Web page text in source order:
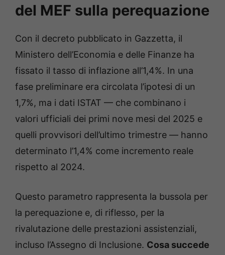
del MEF sulla perequazione
Con il decreto pubblicato in Gazzetta, il
Ministero dell’Economia e delle Finanze ha
fissato il tasso di inflazione all’1,4%. In una
fase preliminare era circolata l’ipotesi di un
1,7%, ma i dati ISTAT — che combinano i
valori ufficiali dei primi nove mesi del 2025 e
quelli provvisori dell’ultimo trimestre — hanno
determinato l’1,4% come incremento reale
rispetto al 2024.
Questo parametro rappresenta la bussola per
la perequazione e, di riflesso, per la
rivalutazione delle prestazioni assistenziali,
incluso l’Assegno di Inclusione. Cosa succede